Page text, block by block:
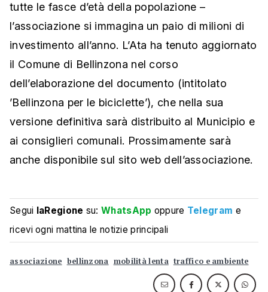
tutte le fasce d’età della popolazione –
l’associazione si immagina un paio di milioni di
investimento all’anno. L’Ata ha tenuto aggiornato
il Comune di Bellinzona nel corso
dell’elaborazione del documento (intitolato
’Bellinzona per le biciclette’), che nella sua
versione definitiva sarà distribuito al Municipio e
ai consiglieri comunali. Prossimamente sarà
anche disponibile sul sito web dell’associazione.
Segui laRegione su:WhatsApp oppure Telegram e
ricevi ogni mattina le notizie principali
associazione bellinzona mobilità lenta traffico e ambiente